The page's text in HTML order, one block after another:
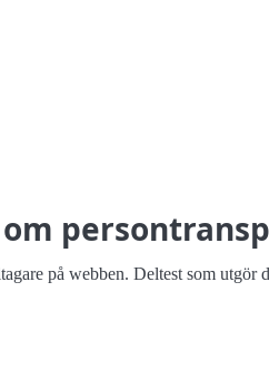
på webben. Deltest som utgör